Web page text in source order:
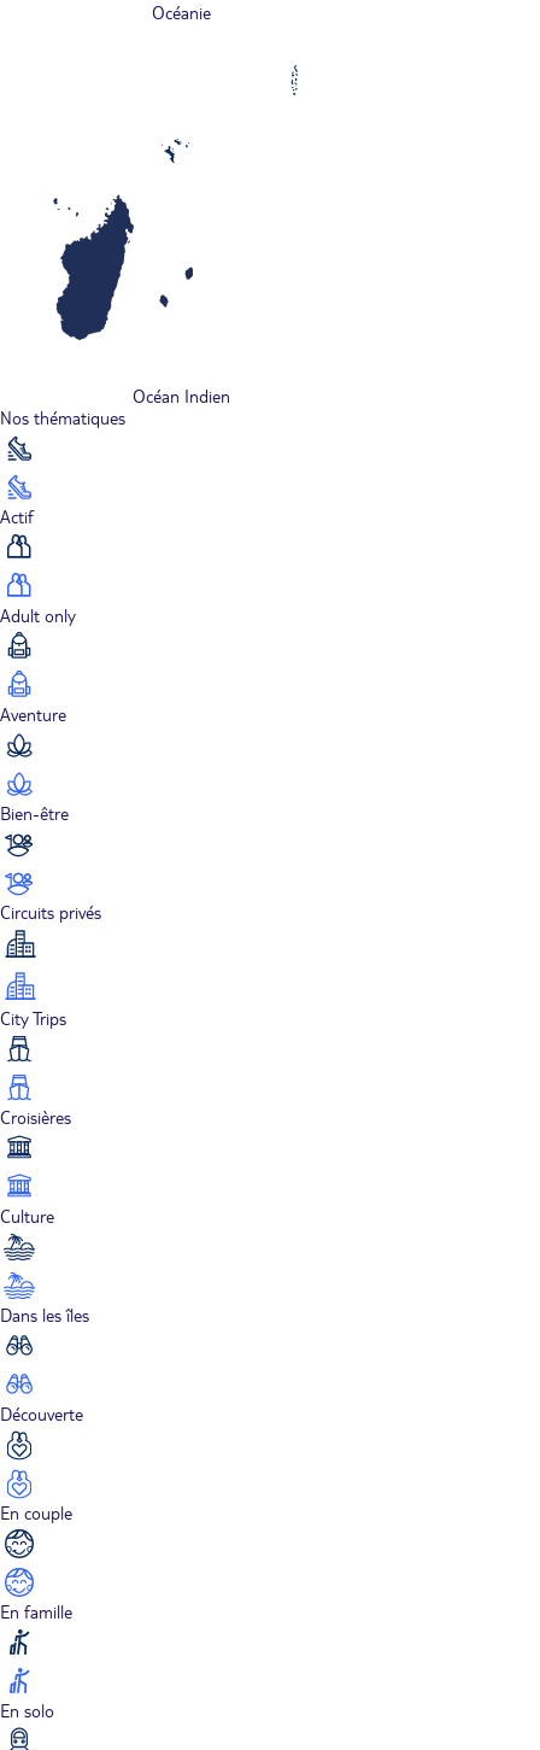
Océanie
Océan Indien
Nos thématiques
Actif
Adult only
Aventure
Bien-être
Circuits privés
City Trips
Croisières
Culture
Dans les îles
Découverte
En couple
En famille
En solo